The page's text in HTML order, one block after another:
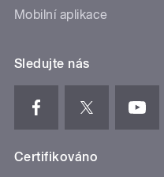
Mobilní aplikace
Sledujte nás
Certifikováno